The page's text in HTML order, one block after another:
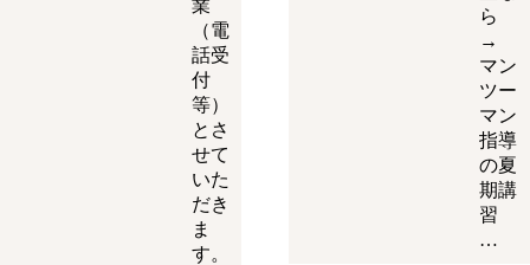
業
（電
話受
付
等）
とさ
せて
いた
だき
ま
す。
ら
→
マン
ツー
マン
指導
の夏
期講
習
…